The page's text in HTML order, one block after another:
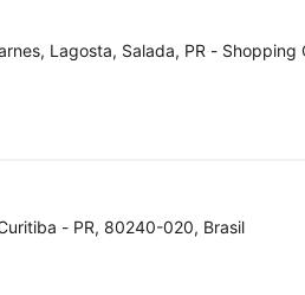
Lagosta, Salada, PR - Shopping
- PR, 80240-020, Brasil